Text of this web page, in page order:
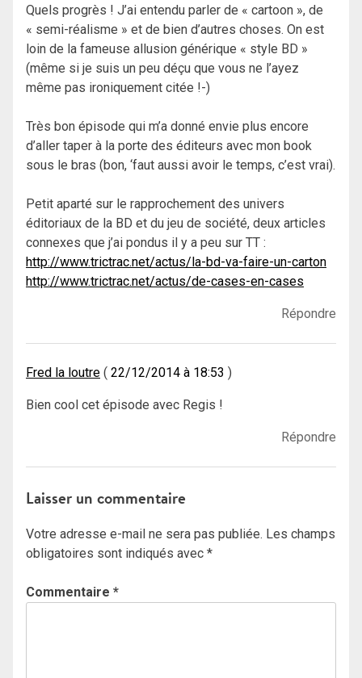
Quels progrès ! J’ai entendu parler de « cartoon », de
« semi-réalisme » et de bien d’autres choses. On est
loin de la fameuse allusion générique « style BD »
(même si je suis un peu déçu que vous ne l’ayez
même pas ironiquement citée !-)
Très bon épisode qui m’a donné envie plus encore
d’aller taper à la porte des éditeurs avec mon book
sous le bras (bon, ‘faut aussi avoir le temps, c’est vrai).
Petit aparté sur le rapprochement des univers
éditoriaux de la BD et du jeu de société, deux articles
connexes que j’ai pondus il y a peu sur TT :
http://www.trictrac.net/actus/la-bd-va-faire-un-carton
http://www.trictrac.net/actus/de-cases-en-cases
Répondre
Fred la loutre 22/12/2014 à 18:53
Bien cool cet épisode avec Regis !
Répondre
Laisser un commentaire
Votre adresse e-mail ne sera pas publiée. Les champs
obligatoires sont indiqués avec *
Commentaire *